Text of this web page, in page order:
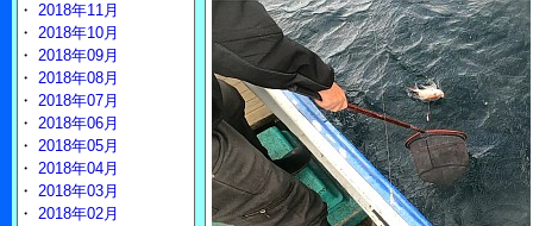
・ 2018年11月
・ 2018年10月
・ 2018年09月
・ 2018年08月
・ 2018年07月
・ 2018年06月
・ 2018年05月
・ 2018年04月
・ 2018年03月
・ 2018年02月